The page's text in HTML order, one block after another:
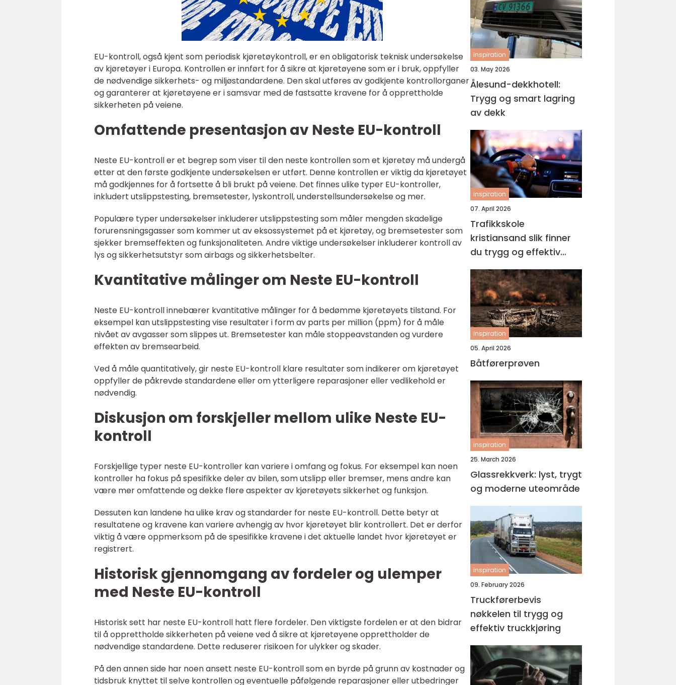
EU-kontroll, også kjent som periodisk kjøretøykontroll, er en obligatorisk teknisk undersøkelse
av kjøretøyer i Europa. Kontrollen er innført for å sikre at kjøretøyene som er i bruk, oppfyller
de nødvendige sikkerhets- og miljøstandardene. Den skal utføres av godkjente kontrollorganer
og garanterer at kjøretøyene er i samsvar med de fastsatte kravene for å opprettholde
sikkerheten på veiene.
Omfattende presentasjon av Neste EU-kontroll
Neste EU-kontroll er et begrep som viser til den neste kontrollen som et kjøretøy må undergå
etter at den første godkjente undersøkelsen er utført. Denne kontrollen er viktig da kjøretøyet
må godkjennes for å fortsette å bli brukt på veiene. Det finnes ulike typer EU-kontroller,
inkludert utslippstesting, bremsetester, lyskontroll, understellsundersøkelse og mer.
Populære typer undersøkelser inkluderer utslippstesting som måler mengden skadelige
forurensningsgasser som kommer ut av eksossystemet på et kjøretøy, og bremsetester som
sjekker bremseffekten og funksjonaliteten. Andre viktige undersøkelser inkluderer kontroll av
lys og sikkerhetsutstyr som airbags og sikkerhetsbelter.
Kvantitative målinger om Neste EU-kontroll
Neste EU-kontroll innebærer kvantitative målinger for å bedømme kjøretøyets tilstand. For
eksempel kan utslippstesting vise resultater i form av parts per million (ppm) for å måle
nivået av avgasser som slippes ut. Bremsetester kan måle stoppeavstanden og vurdere
effekten av bremsearbeid.
Ved å måle quantitatively, gir neste EU-kontroll klare resultater som indikerer om kjøretøyet
oppfyller de påkrevde standardene eller om ytterligere reparasjoner eller vedlikehold er
nødvendig.
Diskusjon om forskjeller mellom ulike Neste EU-
kontroll
Forskjellige typer neste EU-kontroller kan variere i omfang og fokus. For eksempel kan noen
kontroller ha fokus på spesifikke deler av bilen, som utslipp eller bremser, mens andre kan
være mer omfattende og dekke flere aspekter av kjøretøyets sikkerhet og funksjon.
Dessuten kan landene ha ulike krav og standarder for neste EU-kontroll. Dette betyr at
resultatene og kravene kan variere avhengig av hvor kjøretøyet blir kontrollert. Det er derfor
viktig å være oppmerksom på de spesifikke kravene i det aktuelle landet hvor kjøretøyet er
registrert.
Historisk gjennomgang av fordeler og ulemper
med Neste EU-kontroll
Historisk sett har neste EU-kontroll hatt flere fordeler. Den viktigste fordelen er at den bidrar
til å opprettholde sikkerheten på veiene ved å sikre at kjøretøyene opprettholder de
nødvendige standardene. Dette reduserer risikoen for ulykker og skader.
På den annen side har noen ansett neste EU-kontroll som en byrde på grunn av kostnader og
tidsbruk knyttet til selve kontrollen og eventuelle påfølgende reparasjoner eller utbedringer
inspiration
03. May 2026
Ålesund-dekkhotell:
Trygg og smart lagring
av dekk
inspiration
07. April 2026
Trafikkskole
kristiansand slik finner
du trygg og effektiv
opplæring
inspiration
05. April 2026
Båtførerprøven
inspiration
25. March 2026
Glassrekkverk: lyst, trygt
og moderne uteområde
inspiration
09. February 2026
Truckførerbevis
nøkkelen til trygg og
effektiv truckkjøring